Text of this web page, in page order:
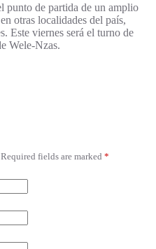
punto de partida de un amplio
otras localidades del país,
Este viernes será el turno de
Wele-Nzas.
Required fields are marked *